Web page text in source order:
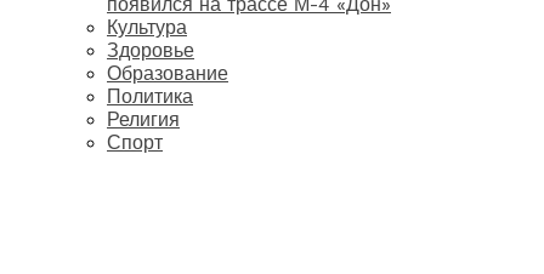
Культура
Здоровье
Образование
Политика
Религия
Спорт